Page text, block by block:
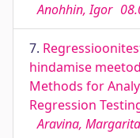
Anohhin, Igor
7.
hindamise
Methods for
Regression
Aravina, Margarita